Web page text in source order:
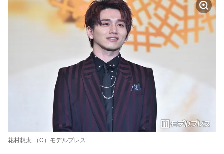
花村想太 （C）モデルプレス